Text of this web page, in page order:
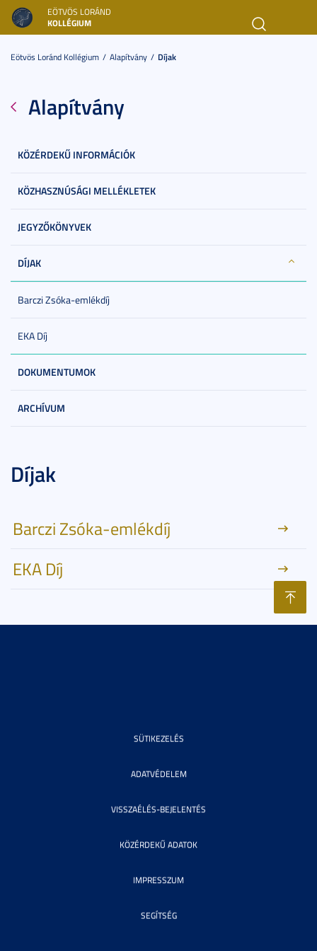
EÖTVÖS LORÁND
KOLLÉGIUM
Eötvös Loránd Kollégium Alapítvány Díjak
Alapítvány
KÖZÉRDEKŰ INFORMÁCIÓK
KÖZHASZNÚSÁGI MELLÉKLETEK
JEGYZŐKÖNYVEK
DÍJAK
Barczi Zsóka-emlékdíj
EKA Díj
DOKUMENTUMOK
ARCHÍVUM
Díjak
Barczi Zsóka-emlékdíj
EKA Díj
SÜTIKEZELÉS
ADATVÉDELEM
VISSZAÉLÉS-BEJELENTÉS
KÖZÉRDEKŰ ADATOK
IMPRESSZUM
SEGÍTSÉG